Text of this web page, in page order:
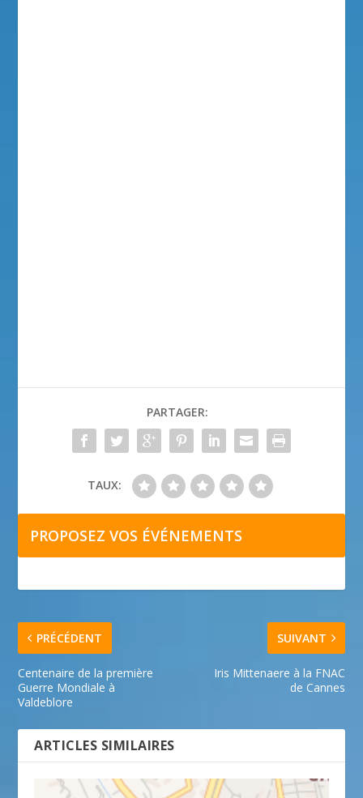
PARTAGER:
TAUX:
PROPOSEZ VOS ÉVÉNEMENTS
PRÉCÉDENT
Centenaire de la première
Guerre Mondiale à
Valdeblore
SUIVANT
Iris Mittenaere à la FNAC
de Cannes
ARTICLES SIMILAIRES